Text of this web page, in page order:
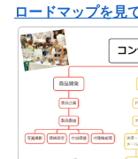
ロードマップを見